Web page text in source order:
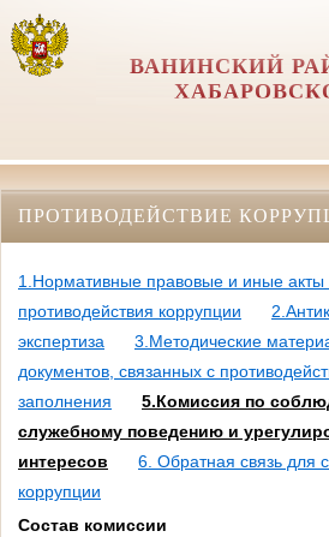
ВАНИНСКИЙ
ПРОТИВОДЕЙСТВИЕ
1.Нормативные правовые и иные
противодействия коррупции
экспертиза
3.Методические
документов, связанных с
заполнения
5.Комиссия по
служебному поведению и
интересов
6. Обратная связь для
коррупции
Состав комиссии